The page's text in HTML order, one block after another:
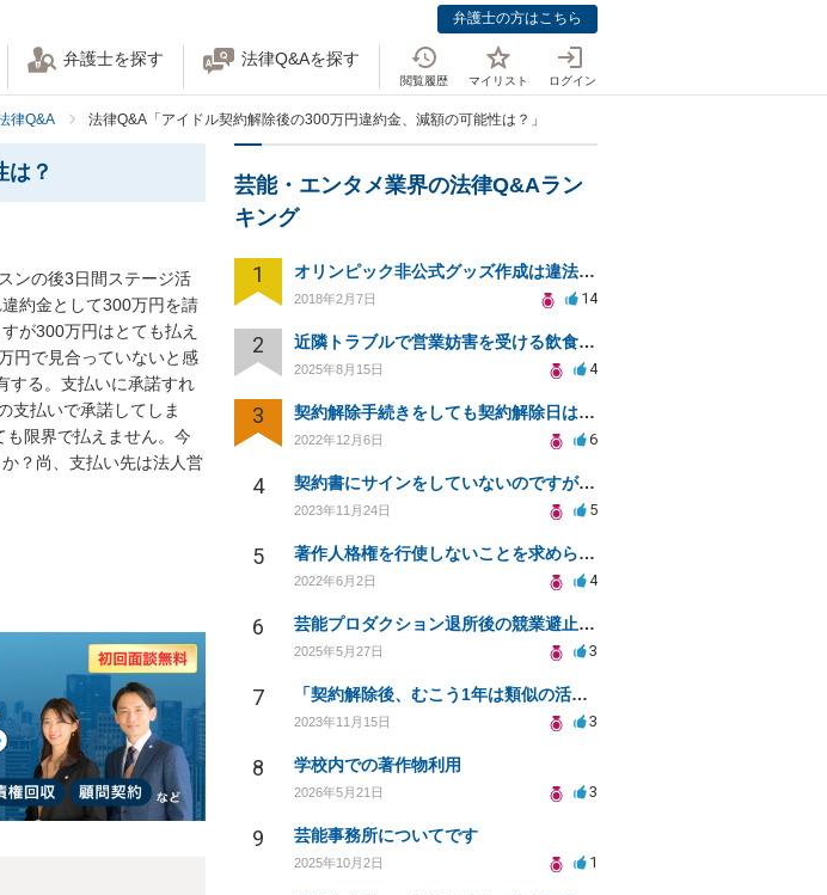
弁護士の方はこちら
弁護士を探す 法律Q&Aを探す
閲覧履歴 マイリスト ログイン
律Q&A 法律Q&A「アイドル契約解除後の300万円違約金、減額の可能性は？」
は？
ンの後3日間ステージ活
約金として300万円を請
が300万円はとても払え
円で見合っていないと感
する。支払いに承諾すれ
支払いで承諾してしま
限界で払えません。今
？尚、支払い先は法人営
芸能・エンタメ業界の法律Q&Aラン
キング
1 オリンピック非公式グッズ作成は違法ですか？
2018年2月7日 14
2 近隣トラブルで営業妨害を受ける飲食店の法的対策相談
2025年8月15日 4
3 契約解除手続きをしても契約解除日は契約期間満了日だと言われました。
2022年12月6日 6
4 契約書にサインをしていないのですが、違約金を求められる。
2023年11月24日 5
5 著作人格権を行使しないことを求められた場合
2022年6月2日 4
6 芸能プロダクション退所後の競業避止義務について
2025年5月27日 3
7 「契約解除後、むこう1年は類似の活動を禁ずる」会社が倒産した場合でも施行されますか？
2023年11月15日 3
8 学校内での著作物利用
2026年5月21日 3
9 芸能事務所についてです
2025年10月2日 1